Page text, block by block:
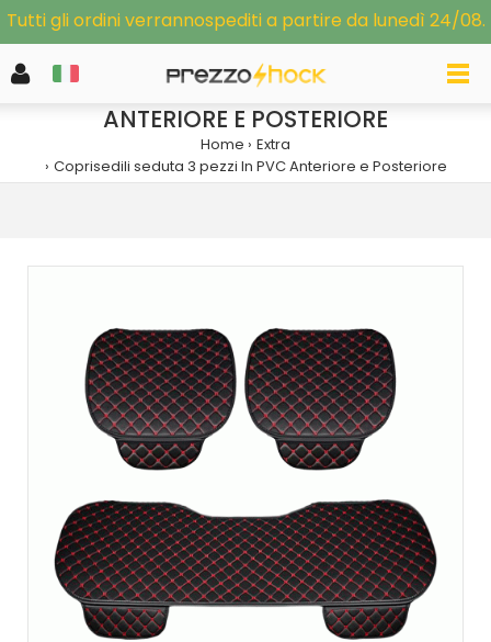
Tutti gli ordini verrannospediti a partire da lunedì 24/08.
COPRISEDILI SEDUTA 3 PEZZI IN PVC
ANTERIORE E POSTERIORE
Home
Extra
Coprisedili seduta 3 pezzi In PVC Anteriore e Posteriore